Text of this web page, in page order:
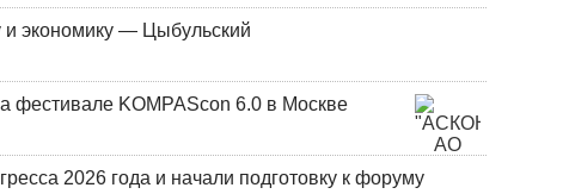
и экономику — Цыбульский
фестивале KOMPAScon 6.0 в Москве
2026 года и начали подготовку к форуму